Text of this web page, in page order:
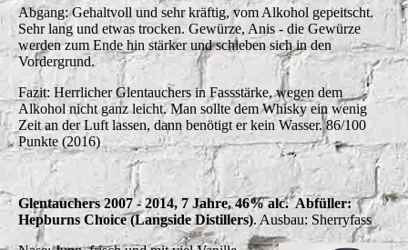
Abgang: Gehaltvoll und sehr kräftig, vom Alkohol gepeitscht.
Sehr lang und etwas trocken. Gewürze, Anis - die Gewürze
werden zum Ende hin stärker und schieben sich in den
Vordergrund.
Fazit: Herrlicher Glentauchers in Fassstärke, wegen dem
Alkohol nicht ganz leicht. Man sollte dem Whisky ein wenig
Zeit an der Luft lassen, dann benötigt er kein Wasser. 86/100
Punkte (2016)
Glentauchers 2007 - 2014, 7 Jahre, 46% alc. Abfüller:
Hepburns Choice (Langside Distillers). Ausbau: Sherryfass